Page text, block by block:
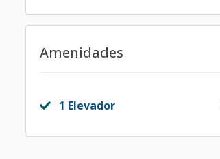
Amenidades
1 Elevador